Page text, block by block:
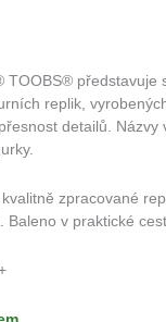
TOOBS® představuje
replik,
detailů. Názvy
zpracované
Baleno v praktické